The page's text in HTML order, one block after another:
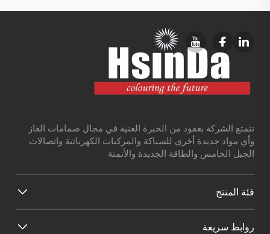
تتمتع الشركة بعقود من الخبرة الغنية في مجال صمامات الغاز
وأي مواد جديدة أخرى للسباكة والمركبات الكهربائية واتصالات
الجيل الخامس والطاقة الجديدة والأتمتة
فئة المنتج
روابط سريعة